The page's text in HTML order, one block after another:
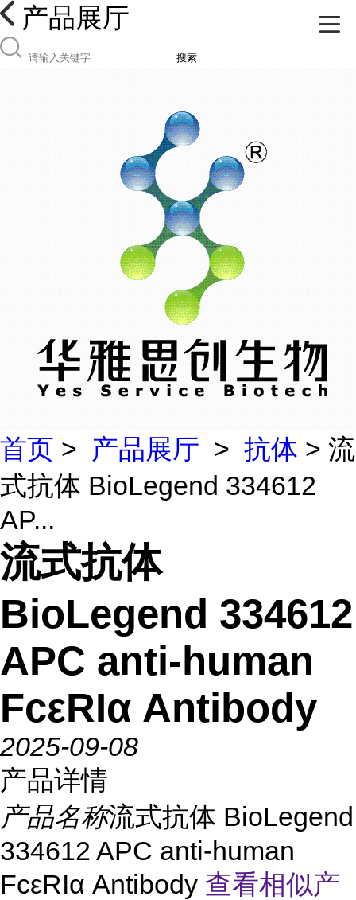
产品展厅
搜索
首页 > 产品展厅 > 抗体 > 流
式抗体 BioLegend 334612
AP...
流式抗体
BioLegend 334612
APC anti-human
FcεRIα Antibody
2025-09-08
产品详情
产品名称流式抗体 BioLegend
334612 APC anti-human
FcεRIα Antibody 查看相似产